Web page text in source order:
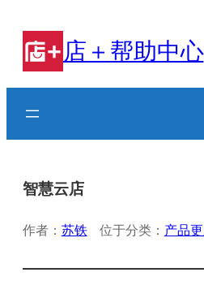
店＋帮助中心
智慧云店
作者： 苏铁位于分类： 产品